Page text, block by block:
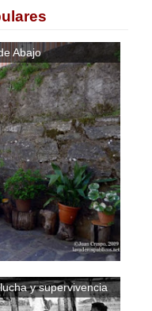
Abajo
y supervivencia